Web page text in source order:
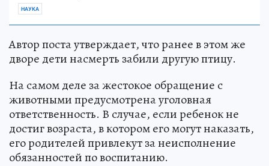
НАУКА
Автор поста утверждает, что ранее в этом же
дворе дети насмерть забили другую птицу.
На самом деле за жестокое обращение с
животными предусмотрена уголовная
ответственность. В случае, если ребенок не
достиг возраста, в котором его могут наказать,
его родителей привлекут за неисполнение
обязанностей по воспитанию.